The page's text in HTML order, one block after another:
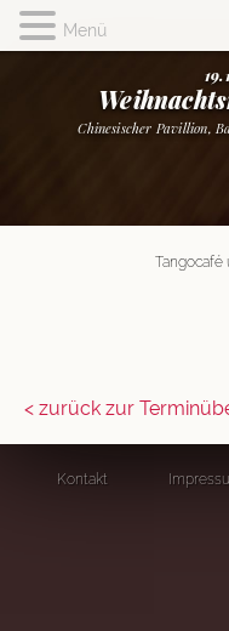
Chinesischer Pavillion,
Tangocafé
< zurück zur
Menü
Kontakt